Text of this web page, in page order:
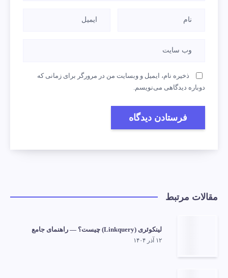
ذخیره نام، ایمیل و وبسایت من در مرورگر برای زمانی که
دوباره دیدگاهی می‌نویسم.
مقالات مرتبط
لینکوئری (Linkquery) چیست؟ — راهنمای جامع
۱۲ آذر ۱۴۰۴